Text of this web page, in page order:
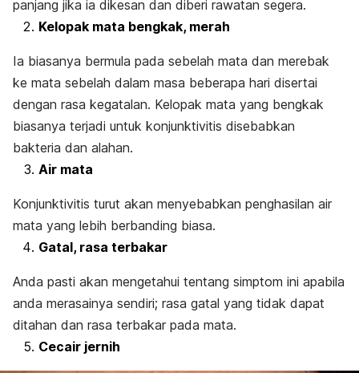
panjang jika ia dikesan dan diberi rawatan segera.
Kelopak mata bengkak, merah
Ia biasanya bermula pada sebelah mata dan merebak
ke mata sebelah dalam masa beberapa hari disertai
dengan rasa kegatalan. Kelopak mata yang bengkak
biasanya terjadi untuk konjunktivitis disebabkan
bakteria dan alahan.
Air mata
Konjunktivitis turut akan menyebabkan penghasilan air
mata yang lebih berbanding biasa.
Gatal, rasa terbakar
Anda pasti akan mengetahui tentang simptom ini apabila
anda merasainya sendiri; rasa gatal yang tidak dapat
ditahan dan rasa terbakar pada mata.
Cecair jernih